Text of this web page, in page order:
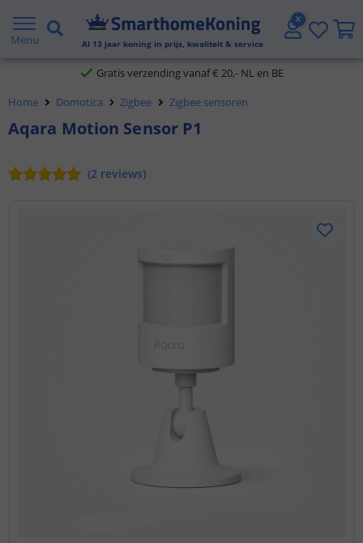
Menu Al 13 jaar koning in prijs, kwaliteit & service
2 jaar garantie
Gratis verzending vanaf € 20,- NL en BE
Klantbeoordeling 9.1
Home Domotica Zigbee Zigbee sensoren
Aqara Motion Sensor P1
(2 reviews)